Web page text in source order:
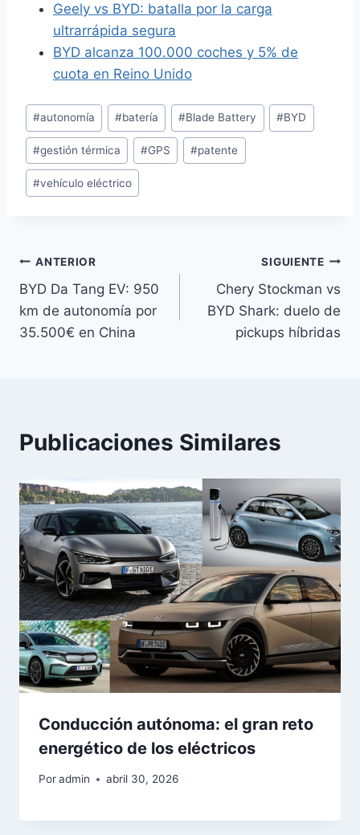
Geely vs BYD: batalla por la carga
ultrarrápida segura
BYD alcanza 100.000 coches y 5% de
cuota en Reino Unido
Etiquetas
de
la
entrada:
#autonomía #batería #Blade Battery #BYD
#gestión térmica #GPS #patente
#vehículo eléctrico
Navegación
de
entradas
ANTERIOR
BYD Da Tang EV: 950
km de autonomía por
35.500€ en China
SIGUIENTE
Chery Stockman vs
BYD Shark: duelo de
pickups híbridas
Publicaciones Similares
Conducción autónoma: el gran reto
energético de los eléctricos
Poradmin abril 30, 2026